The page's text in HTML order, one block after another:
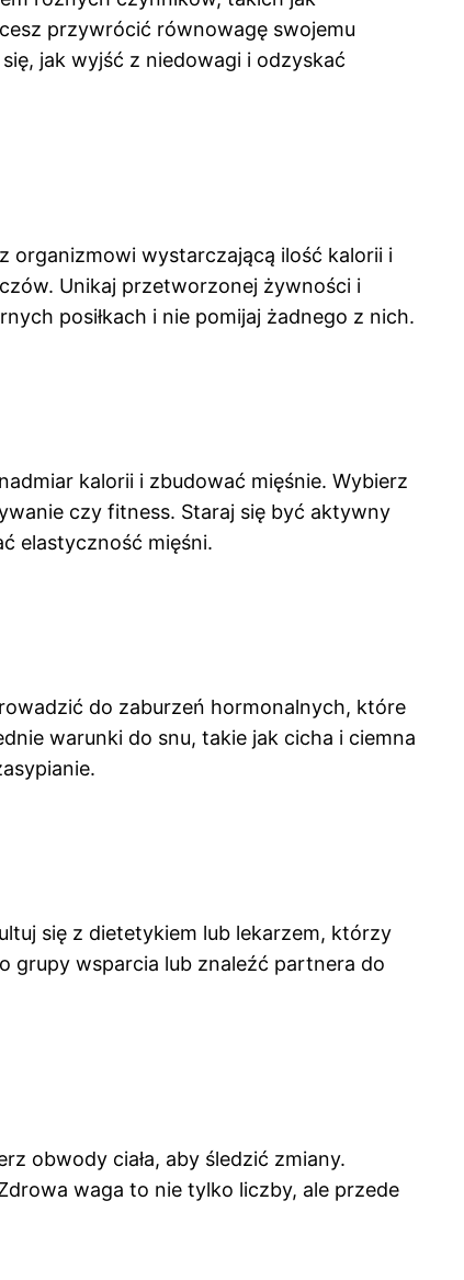
przywrócić równowagę swojemu
jak wyjść z niedowagi i odzyskać
organizmowi wystarczającą ilość kalorii i
Unikaj przetworzonej żywności i
posiłkach i nie pomijaj żadnego z nich.
kalorii i zbudować mięśnie. Wybierz
czy fitness. Staraj się być aktywny
elastyczność mięśni.
do zaburzeń hormonalnych, które
warunki do snu, takie jak cicha i ciemna
się z dietetykiem lub lekarzem, którzy
grupy wsparcia lub znaleźć partnera do
obwody ciała, aby śledzić zmiany.
waga to nie tylko liczby, ale przede